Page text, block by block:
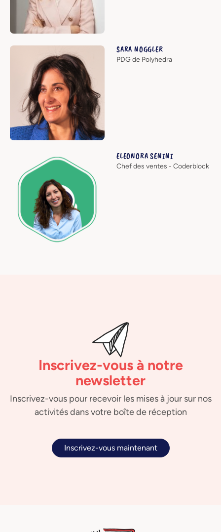
SARA NOGGLER
PDG de Polyhedra
ELEONORA SENINI
Chef des ventes - Coderblock
Inscrivez-vous à notre
newsletter
Inscrivez-vous pour recevoir les mises à jour sur nos
activités dans votre boîte de réception
Inscrivez-vous maintenant